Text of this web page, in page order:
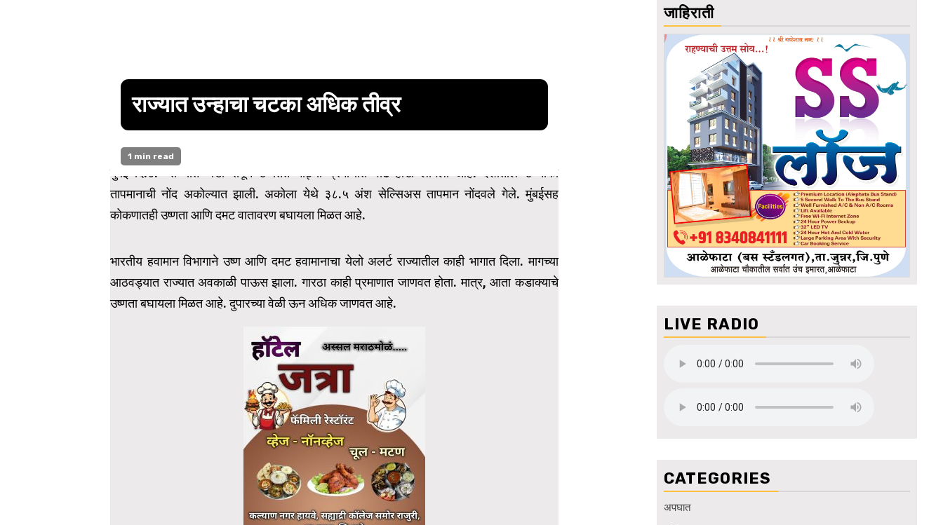
राज्यात उन्हाचा चटका अधिक तीव्र
1 min read
मुंबई दि.४:- राज्यात थंडी संपून उष्णतेत मोठ्या प्रमाणात वाढ होऊ लागली आहे. देशातील उंच्चाकी
तापमानाची नोंद अकोल्यात झाली. अकोला येथे ३८.५ अंश सेल्सिअस तापमान नोंदवले गेले. मुंबईसह
कोकणातही उष्णता आणि दमट वातावरण बघायला मिळत आहे.
भारतीय हवामान विभागाने उष्ण आणि दमट हवामानाचा येलो अलर्ट राज्यातील काही भागात दिला. मागच्या
आठवड्यात राज्यात अवकाळी पाऊस झाला. गारठा काही प्रमाणात जाणवत होता. मात्र, आता कडाक्याचे
उष्णता बघायला मिळत आहे. दुपारच्या वेळी ऊन अधिक जाणवत आहे.
जाहिराती
LIVE RADIO
CATEGORIES
अपघात